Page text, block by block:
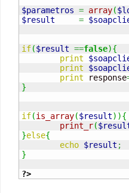
$parametros = array(
$result
=
if($result ==false){
print
print
print response
}
if(is_array($result) ){
print_r(
}else{
echo $result ;
}
?>